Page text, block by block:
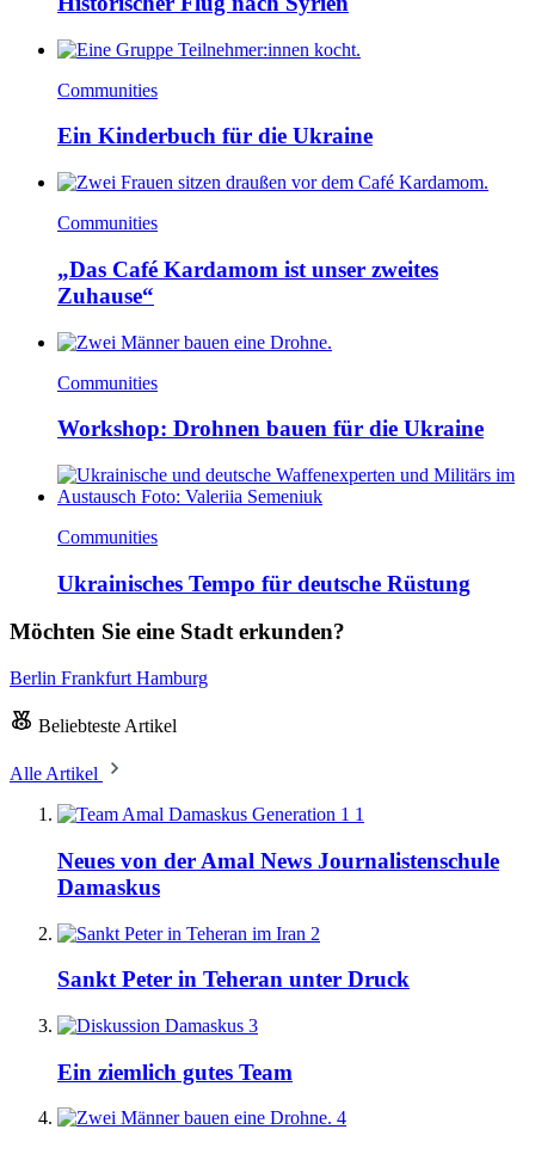
Communities
Ein Kinderbuch für die Ukraine
Communities
„Das Café Kardamom ist unser zweites
Zuhause“
Communities
Workshop: Drohnen bauen für die Ukraine
Communities
Ukrainisches Tempo für deutsche Rüstung
Möchten Sie eine Stadt erkunden?
Berlin Frankfurt Hamburg
Beliebteste Artikel
Alle Artikel
1
Neues von der Amal News Journalistenschule
Damaskus
2
Sankt Peter in Teheran unter Druck
3
Ein ziemlich gutes Team
4